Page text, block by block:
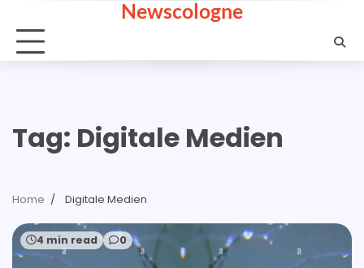
content
Newscologne
Tag: Digitale Medien
Home Digitale Medien
4 min read 0